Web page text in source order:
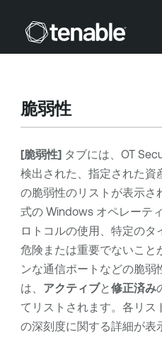
メインコンテ
脆弱性
[脆弱性]タブには、 OT
検出された、指定された資
の脆弱性のリストが表示さ
式の Windows オペレーテ
ロトコルの使用、特定のタ
危険または重要でないこと
ンな通信ポートなどの脆弱
は、 アクティブと修正済み
てリストされます。各リス
の深刻度に関する詳細が表